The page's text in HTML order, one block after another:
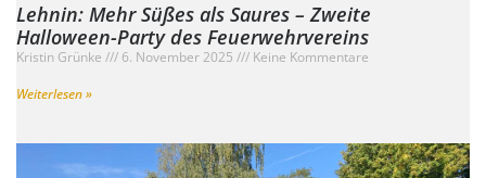
Lehnin: Mehr Süßes als Saures – Zweite
Halloween-Party des Feuerwehrvereins
Kristin Grünke 6. November 2025
Keine Kommentare
Weiterlesen »